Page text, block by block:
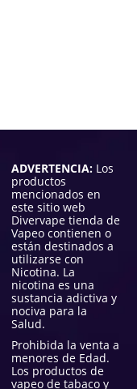
ADVERTENCIA: Los
productos
mencionados en
este sitio web
Divervape tienda de
Vapeo contienen o
están destinados a
utilizarse con
Nicotina. La
nicotina es una
sustancia adictiva y
nociva para la
Salud.
Prohibida la venta a
menores de Edad.
Los productos de
vapeo de tabaco y